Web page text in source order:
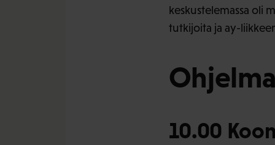
keskustelemassa oli
tutkijoita ja ay-
10.00